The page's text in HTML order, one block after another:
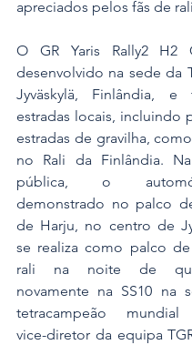
apreciados pelos fãs de
O GR Yaris Rally2 H2
desenvolvido na sede da
Jyväskylä, Finlândia, e
estradas locais, incluindo
estradas de gravilha,
no Rali da Finlândia.
pública, o
demonstrado no palco
de Harju, no centro de
se realiza como palco
rali na noite de
novamente na SS10 na
tetracampeão mundial
vice-diretor da equipa